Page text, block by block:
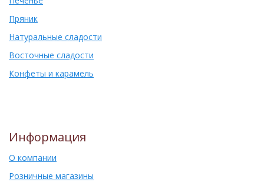
Пряник
Натуральные сладости
Восточные сладости
Конфеты и карамель
Информация
О компании
Розничные магазины